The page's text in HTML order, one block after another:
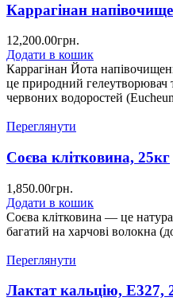
Каррагінан
12,200.00грн.
Додати в кошик
Каррагінан Йота
це природний гелеутворювач
червоних водоростей
Переглянути
Соєва клітковина, 25кг
1,850.00грн.
Додати в кошик
Соєва клітковина — це
багатий на харчові волокна
Переглянути
Лактат кальцію, Е327,